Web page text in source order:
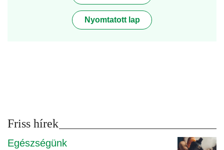
Nyomtatott lap
Friss hírek
Egészségünk